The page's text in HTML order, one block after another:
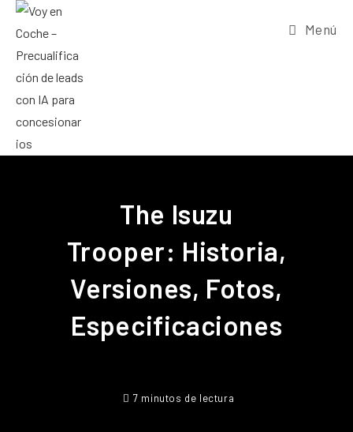
Menú
The Isuzu
Trooper: Historia,
Versiones, Fotos,
Especificaciones
7 minutos de lectura